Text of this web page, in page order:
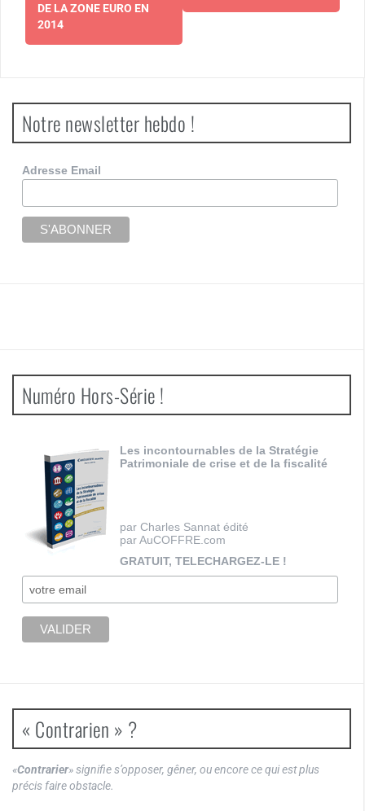
DE LA ZONE EURO EN
2014
Notre newsletter hebdo !
Adresse Email
Numéro Hors-Série !
Les incontournables de la Stratégie
Patrimoniale de crise et de la fiscalité
par Charles Sannat édité
par AuCOFFRE.com
GRATUIT, TELECHARGEZ-LE !
« Contrarien » ?
«Contrarier» signifie s’opposer, gêner, ou encore ce qui est plus
précis faire obstacle.